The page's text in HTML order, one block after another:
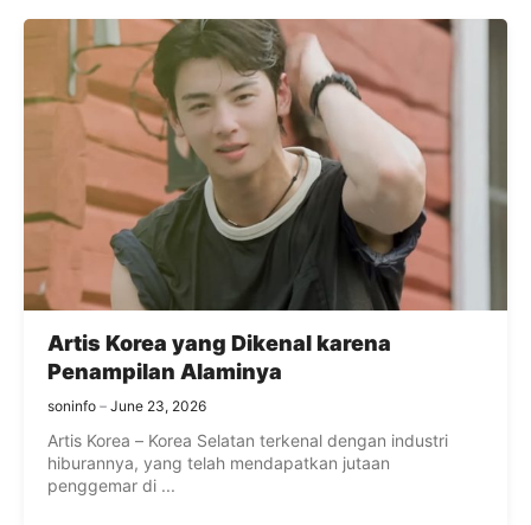
Artis Korea yang Dikenal karena
Penampilan Alaminya
soninfo June 23, 2026
Artis Korea – Korea Selatan terkenal dengan industri
hiburannya, yang telah mendapatkan jutaan
penggemar di ...